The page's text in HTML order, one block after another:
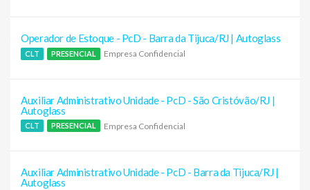
Operador de Estoque - PcD - Barra da Tijuca/RJ | Autoglass
CLT PRESENCIAL Empresa Confidencial
Auxiliar Administrativo Unidade - PcD - São Cristóvão/RJ |
Autoglass
CLT PRESENCIAL Empresa Confidencial
Auxiliar Administrativo Unidade - PcD - Barra da Tijuca/RJ |
Autoglass